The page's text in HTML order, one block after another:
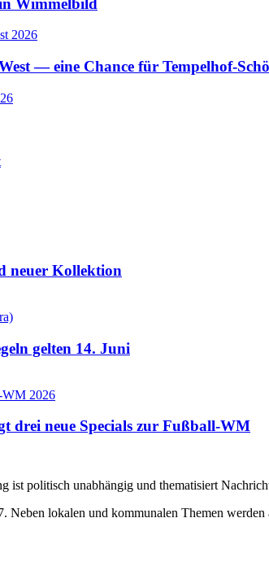
2026
— eine Chance für Tempelhof-
neuer Kollektion
gelten 14. Juni
drei neue Specials zur Fußball-WM
ist politisch unabhängig und thematisiert
Neben lokalen und kommunalen Themen